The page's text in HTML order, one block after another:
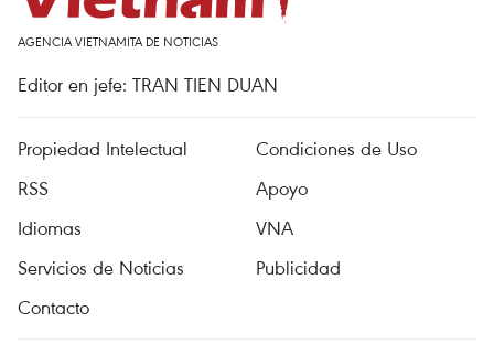
AGENCIA VIETNAMITA DE NOTICIAS
Editor en jefe: TRAN TIEN DUAN
Propiedad Intelectual
Condiciones de Uso
RSS
Apoyo
Idiomas
VNA
Servicios de Noticias
Publicidad
Contacto